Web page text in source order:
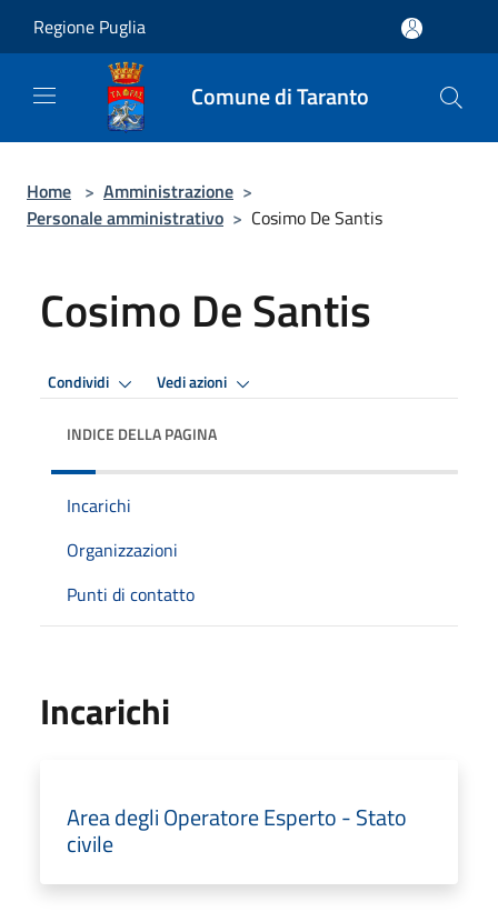
Regione Puglia
Comune di Taranto
Home > Amministrazione >
Personale amministrativo > Cosimo De Santis
Cosimo De Santis
Condividi Vedi azioni
INDICE DELLA PAGINA
Incarichi
Organizzazioni
Punti di contatto
Incarichi
Area degli Operatore Esperto - Stato
civile